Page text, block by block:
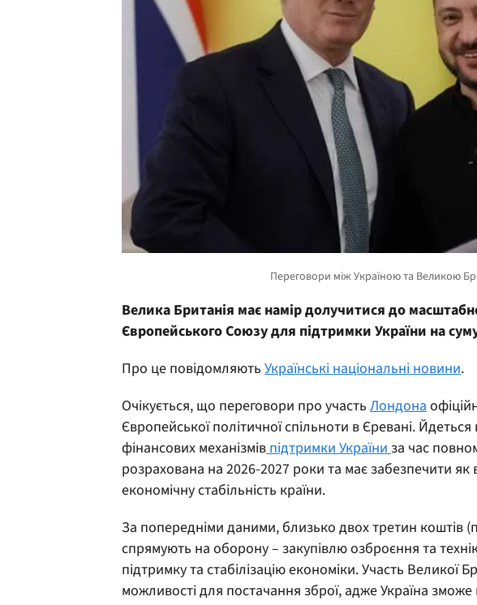
Велика Британія має намір долучитися до
Європейського Союзу для підтримки України на
Про це повідомляють Українські національні новини.
Очікується, що переговори про участь Лондона
Європейської політичної спільноти в Єревані.
фінансових механізмів підтримки України за час
розрахована на 2026-2027 роки та має забезпечити як
економічну стабільність країни.
За попередніми даними, близько двох третин коштів
спрямують на оборону – закупівлю озброєння та
підтримку та стабілізацію економіки. Участь Великої
можливості для постачання зброї, адже Україна